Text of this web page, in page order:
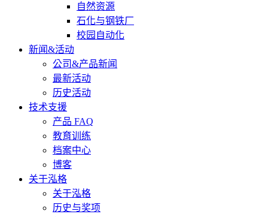
自然资源
石化与钢铁厂
校园自动化
新闻&活动
公司&产品新闻
最新活动
历史活动
技术支援
产品 FAQ
教育训练
档案中心
博客
关于泓格
关于泓格
历史与奖项